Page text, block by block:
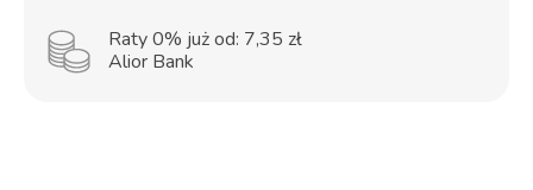
Raty 0% już od: 7,35 zł
Alior Bank